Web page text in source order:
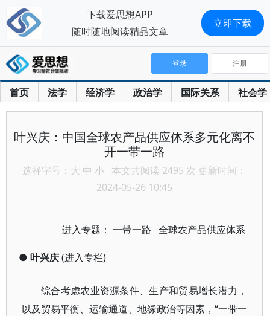
首页 法学 经济学 政治学 国际关系 社会学
登录 注册
叶兴庆：中国全球农产品供应体系多元化离不
开一带一路
选择字号： 大 中 小 本文共阅读 2495 次 更新时间：
2024-05-26 10:45
进入专题：一带一路 全球农产品供应体系
● 叶兴庆(进入专栏)
综合考虑农业资源条件、生产和贸易增长潜力，
以及贸易平衡、运输通道、地缘政治等因素，“一带一
下载爱思想APP
随时随地阅读精品文章
立即下载